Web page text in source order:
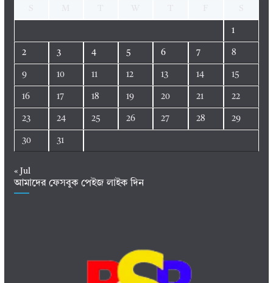
1
2 3 4 5 6 7 8
9 10 11 12 13 14 15
16 17 18 19 20 21 22
23 24 25 26 27 28 29
30 31
« Jul
আমাদের ফেসবুক পেইজ লাইক দিন